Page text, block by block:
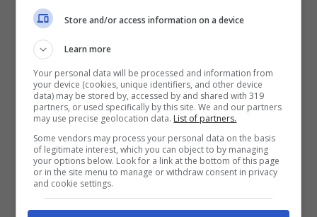
cattivo tempo, impendendo soprattutto a
Barella di verticalizzare.
Store and/or access information on a device
Learn more
Your personal data will be processed and information from
your device (cookies, unique identifiers, and other device
data) may be stored by, accessed by and shared with 319
partners, or used specifically by this site. We and our partners
may use precise geolocation data. List of partners.
Some vendors may process your personal data on the basis
of legitimate interest, which you can object to by managing
your options below. Look for a link at the bottom of this page
or in the site menu to manage or withdraw consent in privacy
and cookie settings.